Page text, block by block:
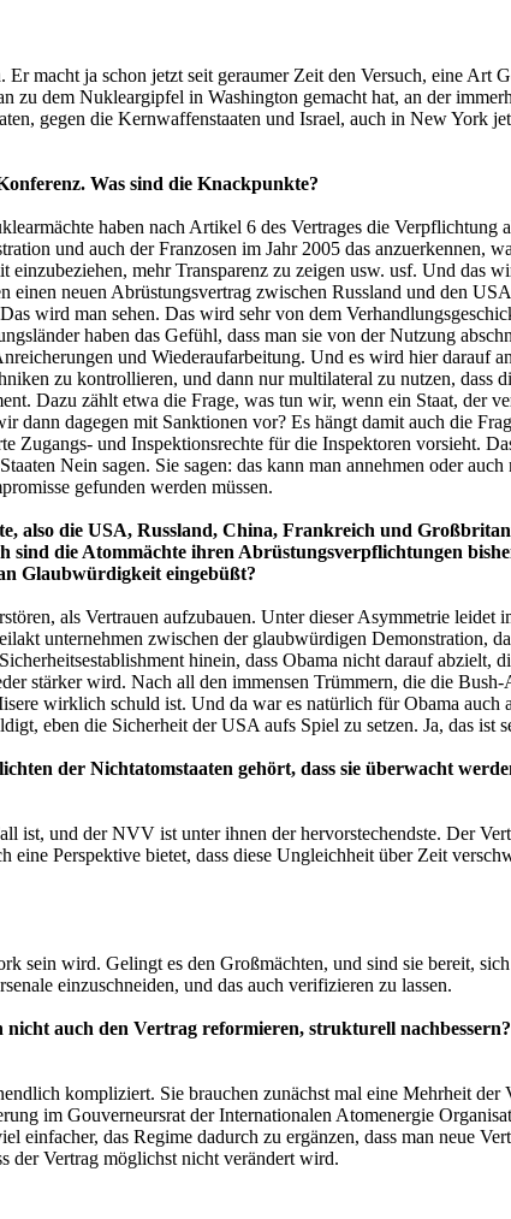
macht ja schon jetzt seit geraumer Zeit den Versuch, eine Art
dem Nukleargipfel in Washington gemacht hat, an der
gegen die Kernwaffenstaaten und Israel, auch in New York
Was sind die Knackpunkte?
haben nach Artikel 6 des Vertrages die Verpflichtung
und auch der Franzosen im Jahr 2005 das anzuerkennen,
mehr Transparenz zu zeigen usw. usf. Und das
neuen Abrüstungsvertrag zwischen Russland und den
wird man sehen. Das wird sehr von dem
haben das Gefühl, dass man sie von der Nutzung
und Wiederaufarbeitung. Und es wird hier darauf
zu kontrollieren, und dann nur multilateral zu nutzen, dass
Dazu zählt etwa die Frage, was tun wir, wenn ein Staat, der
dagegen mit Sanktionen vor? Es hängt damit auch die
und Inspektionsrechte für die Inspektoren vorsieht.
Nein sagen. Sie sagen: das kann man annehmen oder
gefunden werden müssen.
also die USA, Russland, China, Frankreich und
die Atommächte ihren Abrüstungsverpflichtungen
Glaubwürdigkeit eingebüßt?
als Vertrauen aufzubauen. Unter dieser Asymmetrie leidet
unternehmen zwischen der glaubwürdigen Demonstration,
hinein, dass Obama nicht darauf abzielt,
stärker wird. Nach all den immensen Trümmern, die die
wirklich schuld ist. Und da war es natürlich für Obama auch
eben die Sicherheit der USA aufs Spiel zu setzen. Ja, das ist
der Nichtatomstaaten gehört, dass sie überwacht
ist, und der NVV ist unter ihnen der hervorstechendste. Der
Perspektive bietet, dass diese Ungleichheit über Zeit
sein wird. Gelingt es den Großmächten, und sind sie bereit,
einzuschneiden, und das auch verifizieren zu lassen.
auch den Vertrag reformieren, strukturell
kompliziert. Sie brauchen zunächst mal eine Mehrheit der
im Gouverneursrat der Internationalen Atomenergie
das Regime dadurch zu ergänzen, dass man neue
der Vertrag möglichst nicht verändert wird.